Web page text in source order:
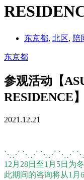
东京都, 北区, 陪
东京都
参观活动【
RESIDENCE】
2021.12.21
⋱⋰ ⋱⋰ ⋱⋰ ⋱⋰
12月28日至1月5日为
此期间的咨询将从1月